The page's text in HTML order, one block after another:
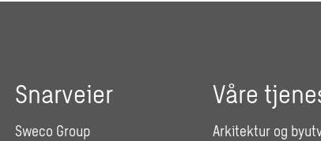
Snarveier
Sweco Group
Våre
Arkitektur og